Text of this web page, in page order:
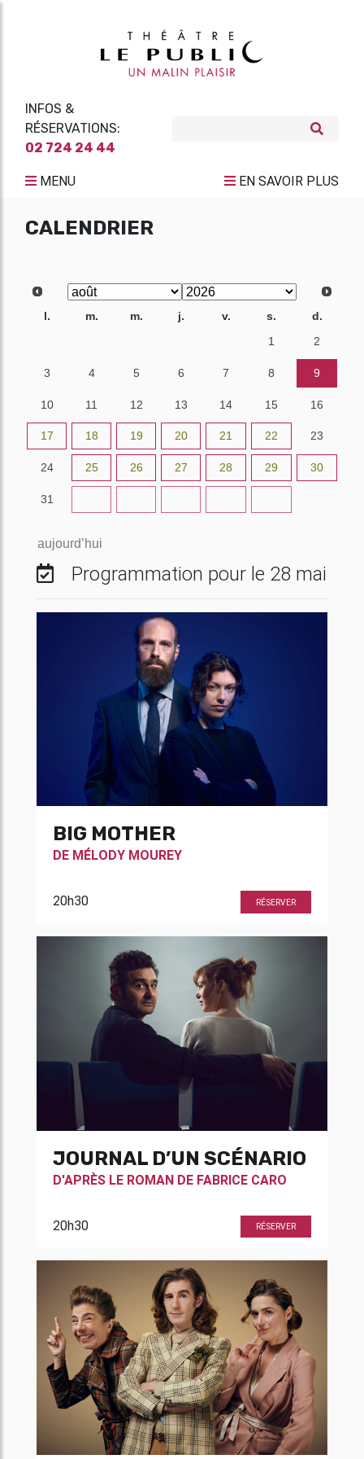
INFOS &
RÉSERVATIONS:
02 724 24 44
MENU EN SAVOIR PLUS
CALENDRIER
l. m. m. j. v. s.
d.
1 2
3 4 5 6 7 8 9
10 11 12 13 14 15 16
17 18 19 20 21 22 23
24 25 26 27 28 29 30
31
aujourd’hui
Programmation pour le 28 mai
BIG MOTHER
DE MÉLODY MOUREY
20h30 RÉSERVER
JOURNAL D’UN SCÉNARIO
D'APRÈS LE ROMAN DE FABRICE CARO
20h30 RÉSERVER